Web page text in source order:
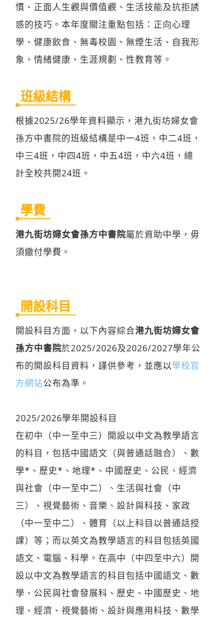
慣、正面人生觀與價值觀、生活技能及抗拒誘
惑的技巧。本年度關注重點包括：正向心理
學、健康飲食、無毒校園、無煙生活、自我形
象、情緒健康、生涯規劃、性教育等。
班級結構
根據2025/26學年資料顯示，港九街坊婦女會
孫方中書院的班級結構是中一4班，中二4班，
中三4班，中四4班，中五4班，中六4班，總
計全校共開24班。
學費
港九街坊婦女會孫方中書院屬於資助中學，毋
須繳付學費。
開設科目
開設科目方面，以下內容綜合港九街坊婦女會
孫方中書院於2025/2026及2026/2027學年公
布的開設科目資料，謹供參考，並應以學校官
方網站公布為準。
2025/2026學年開設科目
在初中（中一至中三）開設以中文為教學語言
的科目，包括中國語文（與普通話融合）、數
學*、歷史*、地理*、中國歷史、公民、經濟
與社會（中一至中二）、生活與社會（中
三）、視覺藝術、音樂、設計與科技、家政
（中一至中二）、體育（以上科目以普通話授
課）等；而以英文為教學語言的科目包括英國
語文、電腦、科學。在高中（中四至中六）開
設以中文為教學語言的科目包括中國語文、數
學、公民與社會發展科、歷史、中國歷史、地
理、經濟、視覺藝術、設計與應用科技、數學